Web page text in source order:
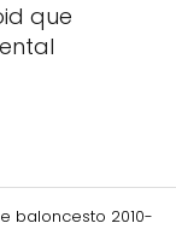
que
baloncesto 2010-